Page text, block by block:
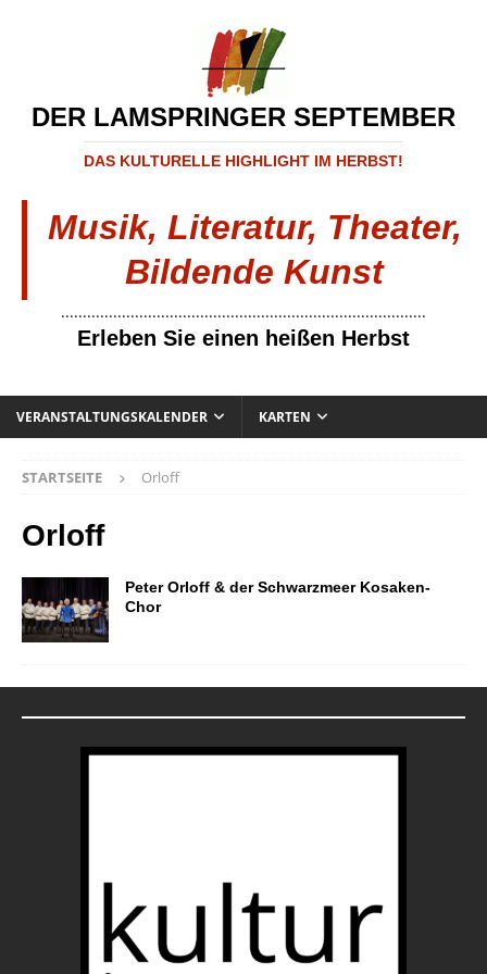
DER LAMSPRINGER SEPTEMBER
DAS KULTURELLE HIGHLIGHT IM HERBST!
Musik, Literatur, Theater,
Bildende Kunst
....................................................................................
Erleben Sie einen heißen Herbst
VERANSTALTUNGSKALENDER KARTEN
STARTSEITE Orloff
Orloff
Peter Orloff & der Schwarzmeer Kosaken-
Chor